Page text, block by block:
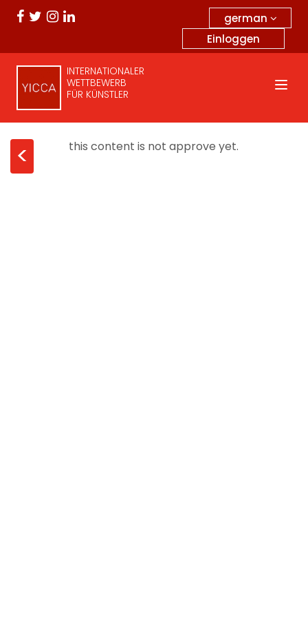
german
Einloggen
INTERNATIONALER
WETTBEWERB
FÜR KÜNSTLER
< this content is not approve yet.